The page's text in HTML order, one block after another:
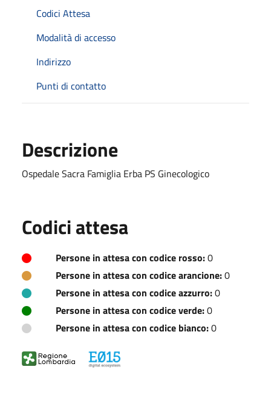
Codici Attesa
Modalità di accesso
Indirizzo
Punti di contatto
Descrizione
Ospedale Sacra Famiglia Erba PS Ginecologico
Codici attesa
Persone in attesa con codice rosso:0
Persone in attesa con codice arancione:0
Persone in attesa con codice azzurro:0
Persone in attesa con codice verde:0
Persone in attesa con codice bianco:0